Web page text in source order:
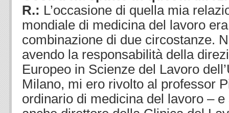
R.: L’occasione di quella mia
mondiale di medicina del lavoro
combinazione di due circostanze.
avendo la responsabilità della
Europeo in Scienze del Lavoro
Milano, mi ero rivolto al professor
ordinario di medicina del lavoro –